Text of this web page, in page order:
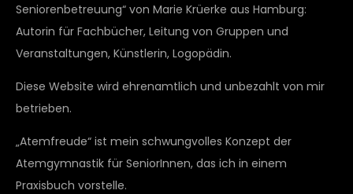
Seniorenbetreuung“ von Marie Krüerke aus Hamburg:
Autorin für Fachbücher, Leitung von Gruppen und
Veranstaltungen, Künstlerin, Logopädin.
Diese Website wird ehrenamtlich und unbezahlt von mir
betrieben.
„Atemfreude“ ist mein schwungvolles Konzept der
Atemgymnastik für SeniorInnen, das ich in einem
Praxisbuch vorstelle.